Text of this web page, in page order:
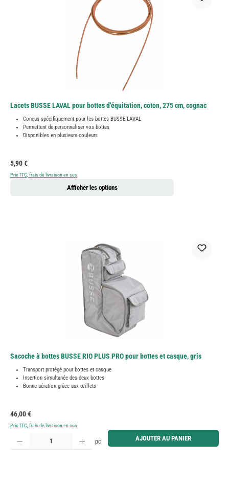
Lacets BUSSE LAVAL pour bottes d'équitation, coton, 275 cm, cognac
Conçus spécifiquement pour les bottes BUSSE LAVAL
Permettent de personnaliser vos bottes
Disponibles en plusieurs couleurs
Prix régulier :
5,90 €
Prix TTC, frais de livraison en sus
Afficher les options
Sacoche à bottes BUSSE RIO PLUS PRO pour bottes et casque, gris
Transport protégé pour bottes et casque
Insertion simultanée des deux bottes
Bonne aération grâce aux œillets
Prix régulier :
46,00 €
Prix TTC, frais de livraison en sus
Quantité de produit : Entrez la quantité souhaitée ou utilisez les boutons pour augmenter ou
pc AJOUTER AU PANIER